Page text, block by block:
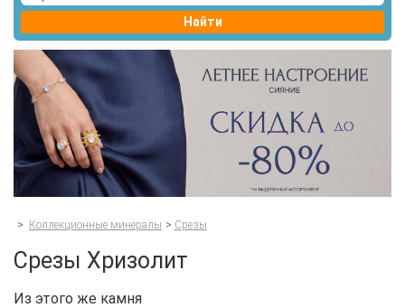
Найти
> Коллекционные минералы > Срезы
Срезы Хризолит
Из этого же камня